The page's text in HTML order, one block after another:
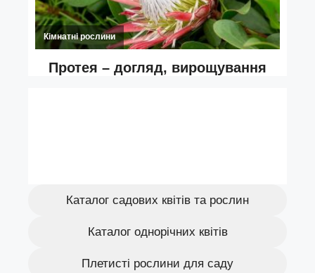
Каталог садових квітів та рослин
Каталог однорічних квітів
Плетисті рослини для саду